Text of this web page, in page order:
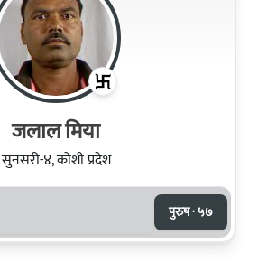
जलाल मिया
सुनसरी-४, कोशी प्रदेश
पुरुष · ५७